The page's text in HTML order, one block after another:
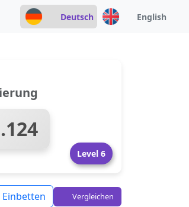
Deutsch English
Level 6
Einbetten Vergleichen